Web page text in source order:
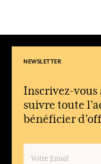
Aux hommes
Dans quelles
Sa polyvalence le rend
ou en week-end.
Il offre une présence
envahissant.
NEWSLETTER
Inscrivez-
suivre toute
bénéficier